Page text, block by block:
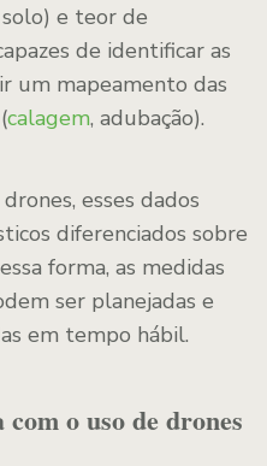
e teor de
de identificar as
um mapeamento das
calagem, adubação).
esses dados
diferenciados sobre
forma, as medidas
ser planejadas e
em tempo hábil.
o uso de drones